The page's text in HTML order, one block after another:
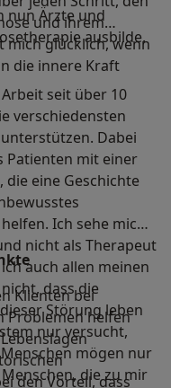
nun Ärzte und
ausbilde.
und ihrem
mich glücklich, wenn
die innere Kraft
seit über 10
verschiedensten
Dabei
Patienten mit einer
eine Geschichte
Ich sehe mich
nicht als Therapeut
auch allen meinen
dass die
Störung leben
nur versucht,
mögen nur
die zu mir
Klienten bei
Problemen helfen
den Vorteil, dass